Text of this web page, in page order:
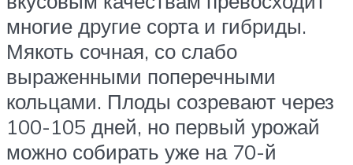
многие другие сорта и гибриды.
Мякоть сочная, со слабо
выраженными поперечными
кольцами. Плоды созревают через
100-105 дней, но первый урожай
можно собирать уже на 70-й